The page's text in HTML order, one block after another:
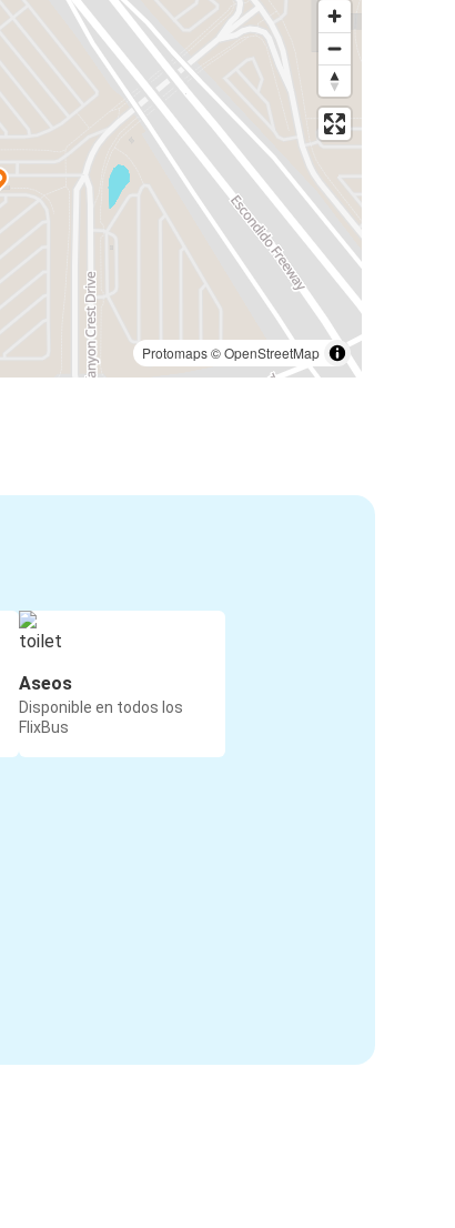
Protomaps©OpenStreetMap
Aseos
Disponible en todos los
FlixBus